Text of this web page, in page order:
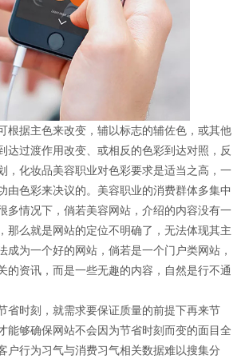
据主色来改变，辅以标志的辅佐色，或其他
达过渡作用改变、或相反的色彩到达对照，反
，化妆品美容职业对色彩要求是适当之高，一
由色彩来决议的。美容职业的消费群体多集中
多情况下，倘若美容网站，介绍的内容没有一
那么就是网站的定位不明确了，无法体现其主
成为一个好的网站，倘若是一个门户类网站，
的资讯，而是一些无趣的内容，自然是行不通
时刻，就需求要保证质量的前提下再来节
能够确保网站不会因为节省时刻而变的面目全
户行为习气与消费习气相关数据难以搜集分